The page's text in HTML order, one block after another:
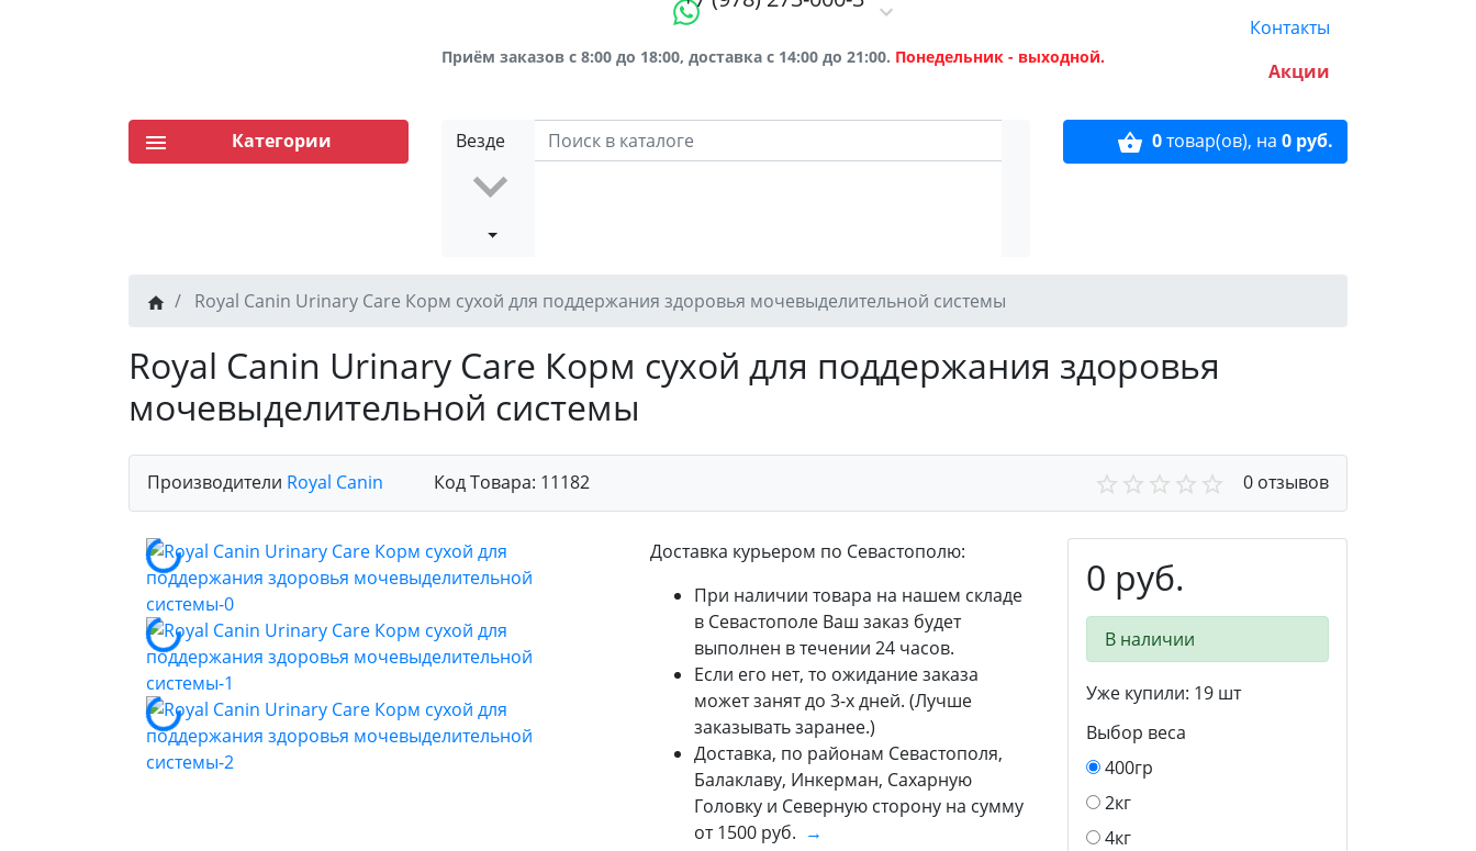
Приём заказов с 8:00 до 18:00, доставка с 14:00 до 21:00. Понедельник - выходной.
Контакты
Акции
Везде 0товар(ов), на 0 руб.
Категории
Royal Canin Urinary Care Корм сухой для поддержания здоровья мочевыделительной системы
Royal Canin Urinary Care Корм сухой для поддержания здоровья
мочевыделительной системы
Производители Royal Canin Код Товара: 11182 0 отзывов
0 руб.
В наличии
Уже купили: 19 шт
Выбор веса
400гр
2кг
4кг
Доставка курьером по Севастополю:
При наличии товара на нашем складе
в Севастополе Ваш заказ будет
выполнен в течении 24 часов.
Если его нет, то ожидание заказа
может занят до 3-х дней. (Лучше
заказывать заранее.)
Доставка, по районам Севастополя,
Балаклаву, Инкерман, Сахарную
Головку и Северную сторону на сумму
от 1500 руб. →